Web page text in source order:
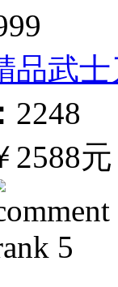
品武士
2248
2588元